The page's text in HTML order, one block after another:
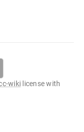
wiki license with